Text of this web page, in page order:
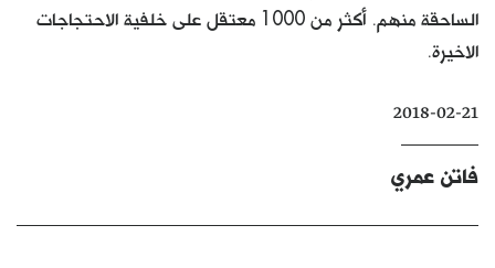
دفاتر
بالصورة
كتّابنا
الأرشيف
الساحقة منهم. أكثر من 1000 معتقل على خلفية الاحتجاجات
الاخيرة.
2018-02-21
فاتن عمري